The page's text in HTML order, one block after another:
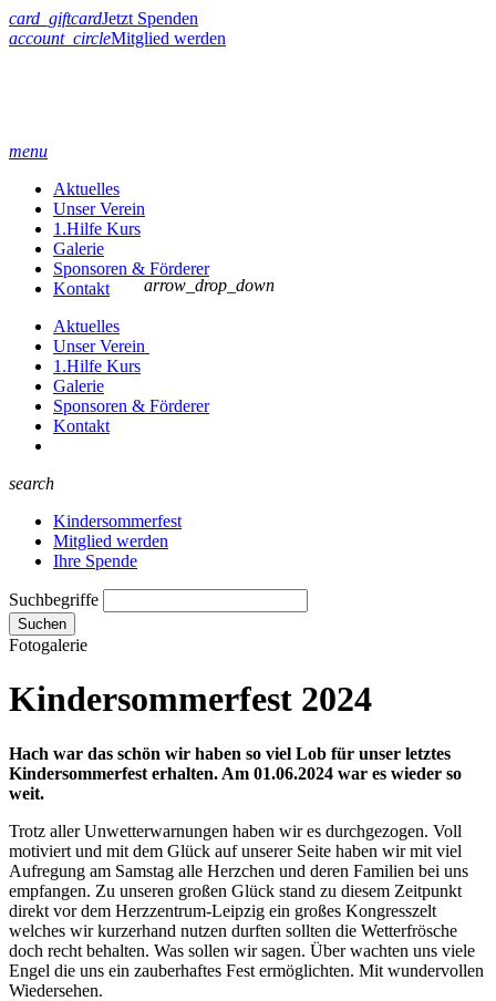
card_giftcardJetzt Spenden
account_circleMitglied werden
menu
Aktuelles
Unser Verein
1.Hilfe Kurs
Galerie
Sponsoren & Förderer
Kontakt
Aktuelles
Unser Verein
arrow_drop_down
1.Hilfe Kurs
Galerie
Sponsoren & Förderer
Kontakt
search
Kindersommerfest
Mitglied werden
Ihre Spende
Suchbegriffe
Suchen
Fotogalerie
Kindersommerfest 2024
Hach war das schön wir haben so viel Lob für unser letztes
Kindersommerfest erhalten. Am 01.06.2024 war es wieder so
weit.
Trotz aller Unwetterwarnungen haben wir es durchgezogen. Voll
motiviert und mit dem Glück auf unserer Seite haben wir mit viel
Aufregung am Samstag alle Herzchen und deren Familien bei uns
empfangen. Zu unseren großen Glück stand zu diesem Zeitpunkt
direkt vor dem Herzzentrum-Leipzig ein großes Kongresszelt
welches wir kurzerhand nutzen durften sollten die Wetterfrösche
doch recht behalten. Was sollen wir sagen. Über wachten uns viele
Engel die uns ein zauberhaftes Fest ermöglichten. Mit wundervollen
Wiedersehen.